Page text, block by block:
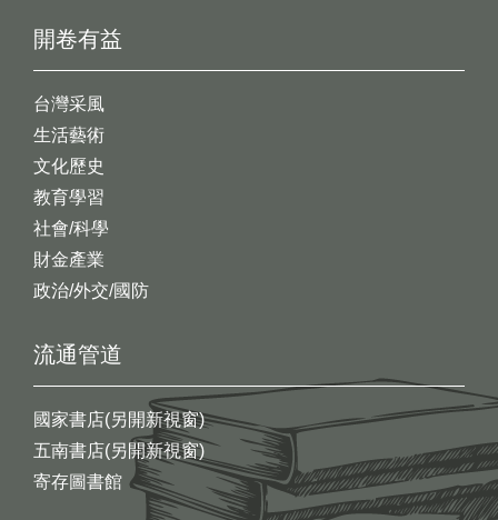
開卷有益
台灣采風
生活藝術
文化歷史
教育學習
社會/科學
財金產業
政治/外交/國防
流通管道
國家書店(另開新視窗)
五南書店(另開新視窗)
寄存圖書館